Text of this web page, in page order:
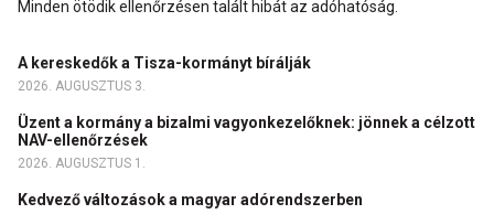
Minden ötödik ellenőrzésen talált hibát az adóhatóság.
A kereskedők a Tisza-kormányt bírálják
2026. AUGUSZTUS 3.
Üzent a kormány a bizalmi vagyonkezelőknek: jönnek a célzott
NAV-ellenőrzések
2026. AUGUSZTUS 1.
Kedvező változások a magyar adórendszerben